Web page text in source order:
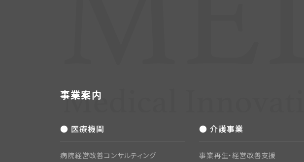
事業案内
● 医療機関
病院経営改善コンサルティング
● 介護事業
事業再生・経営改善支援